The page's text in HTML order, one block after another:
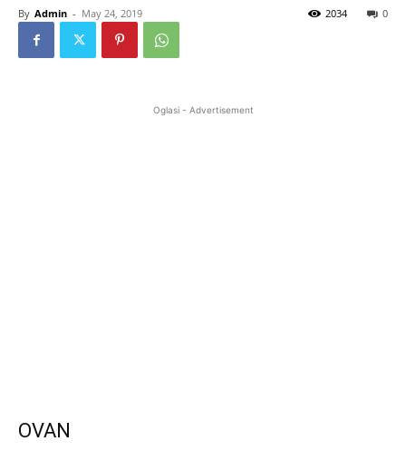
By Admin - May 24, 2019 0
2034
Oglasi - Advertisement
OVAN